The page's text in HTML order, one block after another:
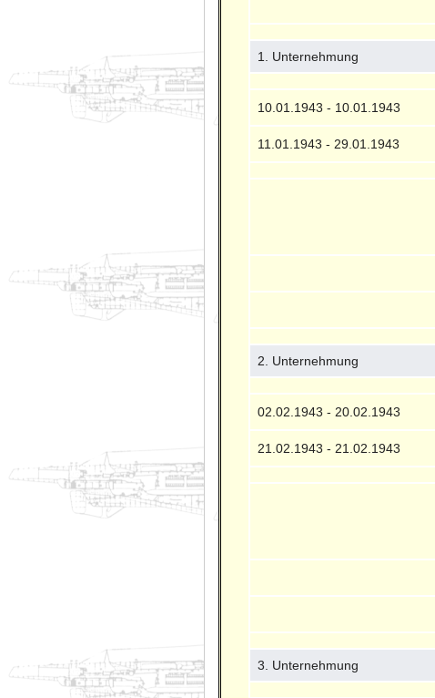
1. Unternehmung
10.01.1943 - 10.01.1943
11.01.1943 - 29.01.1943
2. Unternehmung
02.02.1943 - 20.02.1943
21.02.1943 - 21.02.1943
3. Unternehmung